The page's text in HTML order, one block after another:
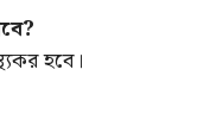
হবে।